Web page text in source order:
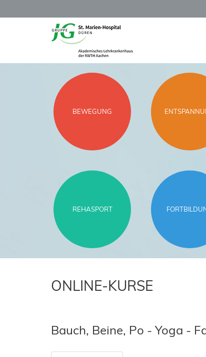
BEWEGUNG
REHASPORT
ONLINE-KURSE
Bauch, Beine, Po - Yoga -